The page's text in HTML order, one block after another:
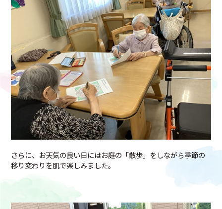
さらに、お天気の良い日にはお庭の「散歩」をしながら季節の
移り変わりを肌で楽しみました。